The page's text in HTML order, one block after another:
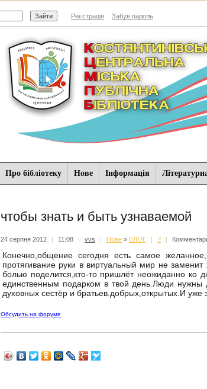
Реєстрація Забув пароль
Про бібліотеку Нове Iнформацiя
чтобы знать и быть узнаваемой
24 серпня 2012 | 11:08 | vvs | Нове » БЛОГ | ? |
Конечно,общение сегодня есть самое
протягивание руки в виртуальный мир не заменит
болью поделится,кто-то пришлёт неожиданно ко
единственным подарком в твой день.Люди нужны
духовных сестёр и братьев.добрых,открытых.И уже
Обсудить на форуме